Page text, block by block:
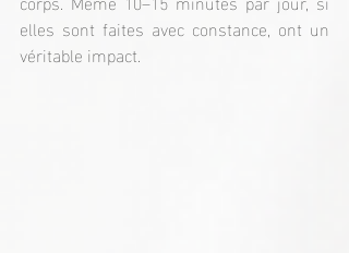
elles sont faites avec constance, ont un
véritable impact.